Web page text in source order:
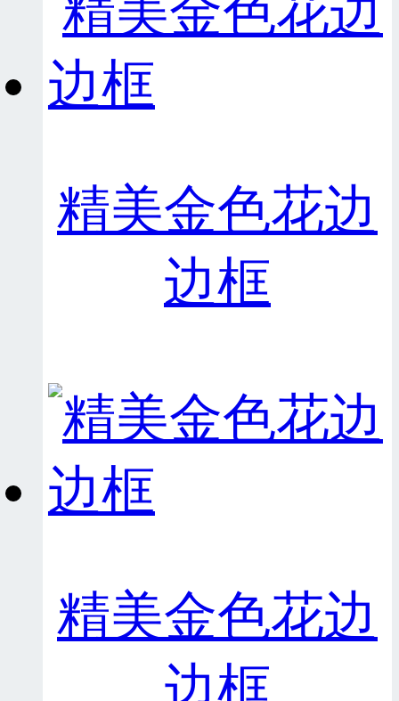
精美金色花边
边框
精美金色花边
边框